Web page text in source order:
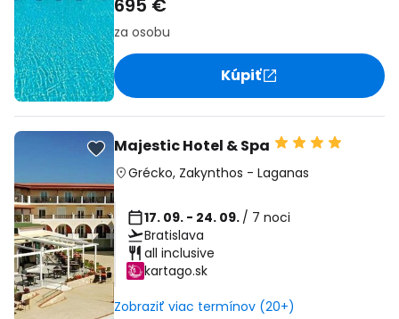
695 €
za osobu
Kúpiť
Majestic Hotel & Spa
Grécko, Zakynthos - Laganas
17. 09. - 24. 09. / 7 noci
Bratislava
all inclusive
kartago.sk
Zobraziť viac termínov (20+)